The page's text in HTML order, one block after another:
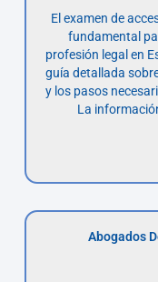
El examen de
fundamental
profesión legal en
guía detallada
y los pasos
La
Abogados